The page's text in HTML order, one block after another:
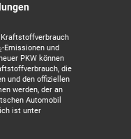
-Emissionen und
PKW können
die
und den offiziellen
werden, der an
Automobil
ist unter